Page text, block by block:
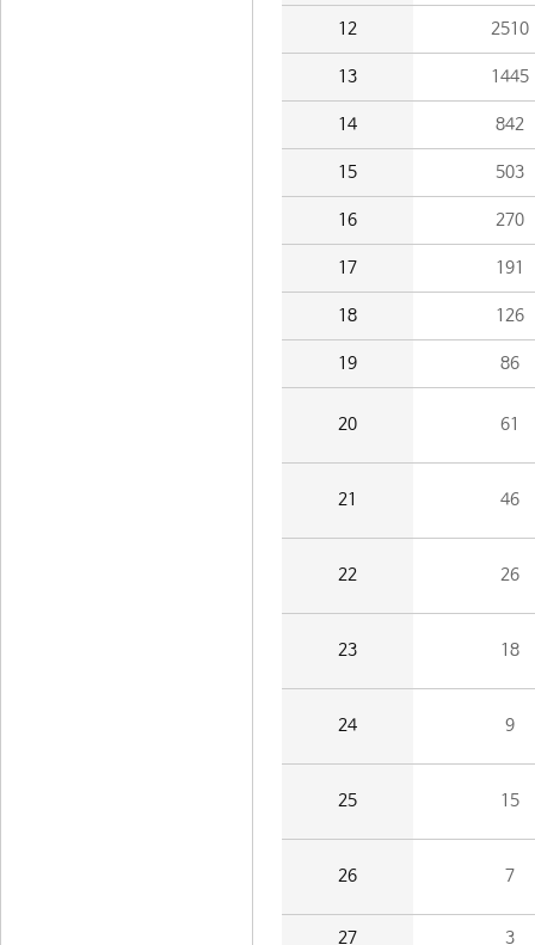
12 2510
13 1445
14 842
15 503
16 270
17 191
18 126
19 86
20 61
21 46
22 26
23 18
24 9
25 15
26 7
27 3